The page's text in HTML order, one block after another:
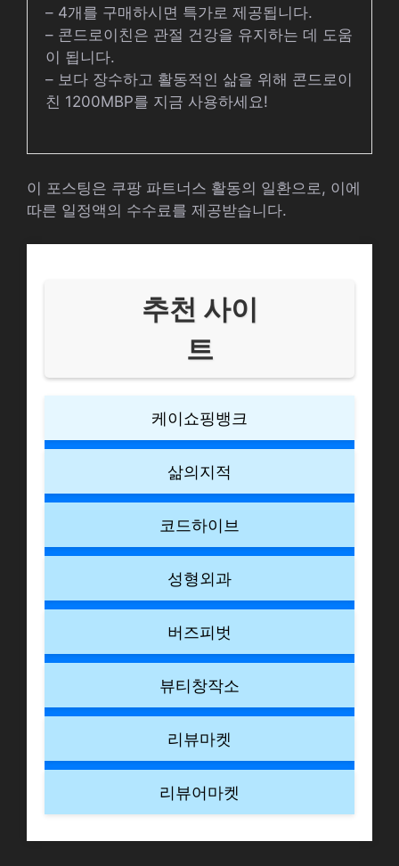
– 4개를 구매하시면 특가로 제공됩니다.
– 콘드로이친은 관절 건강을 유지하는 데 도움
이 됩니다.
– 보다 장수하고 활동적인 삶을 위해 콘드로이
친 1200MBP를 지금 사용하세요!
이 포스팅은 쿠팡 파트너스 활동의 일환으로, 이에
따른 일정액의 수수료를 제공받습니다.
추천 사이
트
케이쇼핑뱅크
삶의지적
코드하이브
성형외과
버즈피벗
뷰티창작소
리뷰마켓
리뷰어마켓